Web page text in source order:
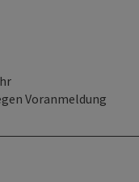
Voranmeldung